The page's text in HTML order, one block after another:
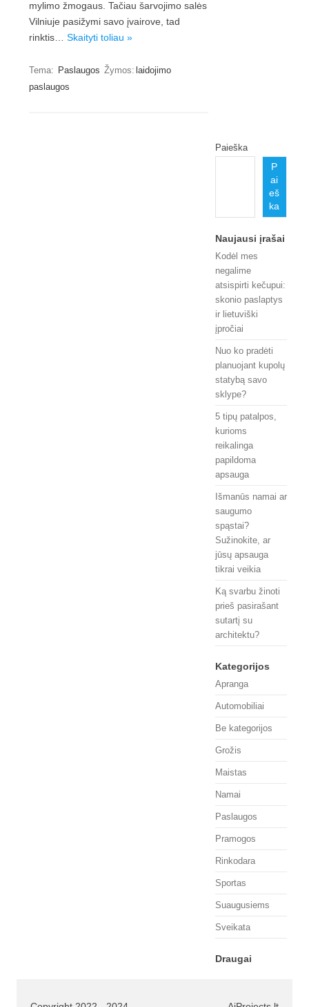
mylimo žmogaus. Tačiau šarvojimo salės
Vilniuje pasižymi savo įvairove, tad
rinktis… Skaityti toliau »
Tema: Paslaugos Žymos: laidojimo
paslaugos
Paieška
P
ai
eš
ka
Naujausi įrašai
Kodėl mes
negalime
atsispirti kečupui:
skonio paslaptys
ir lietuviški
įpročiai
Nuo ko pradėti
planuojant kupolų
statybą savo
sklype?
5 tipų patalpos,
kurioms
reikalinga
papildoma
apsauga
Išmanūs namai ar
saugumo
spąstai?
Sužinokite, ar
jūsų apsauga
tikrai veikia
Ką svarbu žinoti
prieš pasirašant
sutartį su
architektu?
Kategorijos
Apranga
Automobiliai
Be kategorijos
Grožis
Maistas
Namai
Paslaugos
Pramogos
Rinkodara
Sportas
Suaugusiems
Sveikata
Draugai